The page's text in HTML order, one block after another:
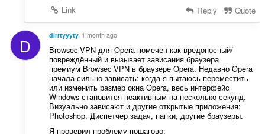
Link
Reply Quote
D dirrtyyyty 1 month ago
Browsec VPN для Opera помечен как вредоносный/
повреждённый и вызывает зависания браузера
премиум Browsec VPN в браузере Opera. Недавно Opera
начала сильно зависать: когда я пытаюсь переместить
или изменить размер окна Opera, весь интерфейс
Windows становится неактивным на несколько секунд.
Визуально зависают и другие открытые приложения:
Photoshop, Диспетчер задач, папки, другие браузеры.
Я проверил проблему пошагово: